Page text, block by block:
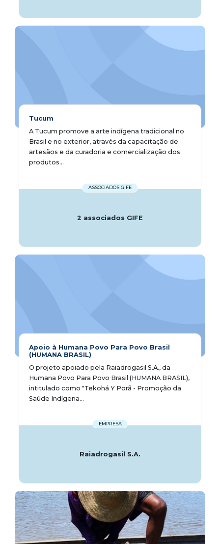
Tucum
A Tucum promove a arte indígena tradicional no
Brasil e no exterior, através da capacitação de
artesãos e da curadoria e comercialização dos
produtos...
ASSOCIADOS GIFE
2 associados GIFE
Apoio à Humana Povo Para Povo Brasil
(HUMANA BRASIL)
O projeto apoiado pela Raiadrogasil S.A., da
Humana Povo Para Povo Brasil (HUMANA BRASIL),
intitulado como "Tekohá Y Porã - Promoção da
Saúde Indígena...
EMPRESA
Raiadrogasil S.A.